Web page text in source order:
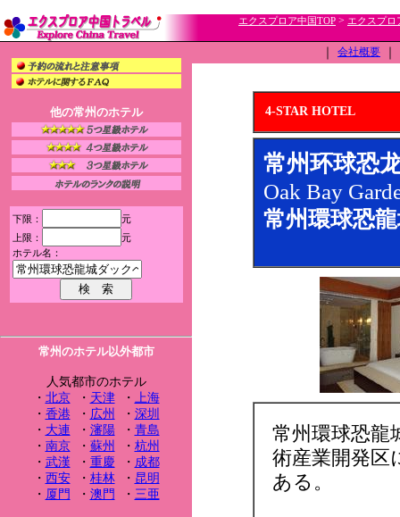
エクスプロア中国TOP > エクスプロ
他の常州のホテル
下限：
元
上限：
元
ホテル名：
常州のホテル以外都市
人気都市のホテル
・ 北京・ 天津・ 上海
・ 香港・ 広州 ・ 深圳
・ 大連 ・ 瀋陽・ 青島
・ 南京・ 蘇州 ・ 杭州
・ 武漢 ・ 重慶 ・ 成都
・ 西安・ 桂林・ 昆明
・ 厦門 ・ 澳門 ・ 三亜
会社概要
4-STAR HOTEL
常州环球恐
Oak Bay
常州環球恐
常州環球恐龍
術産業開発区
ある。